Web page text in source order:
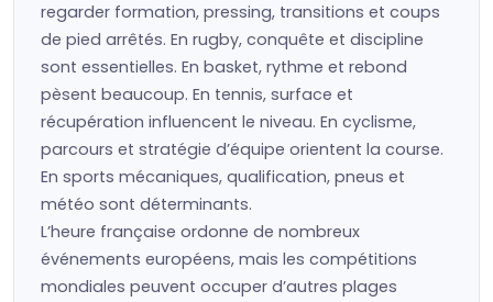
regarder formation, pressing, transitions et coups
de pied arrêtés. En rugby, conquête et discipline
sont essentielles. En basket, rythme et rebond
pèsent beaucoup. En tennis, surface et
récupération influencent le niveau. En cyclisme,
parcours et stratégie d’équipe orientent la course.
En sports mécaniques, qualification, pneus et
météo sont déterminants.
L’heure française ordonne de nombreux
événements européens, mais les compétitions
mondiales peuvent occuper d’autres plages